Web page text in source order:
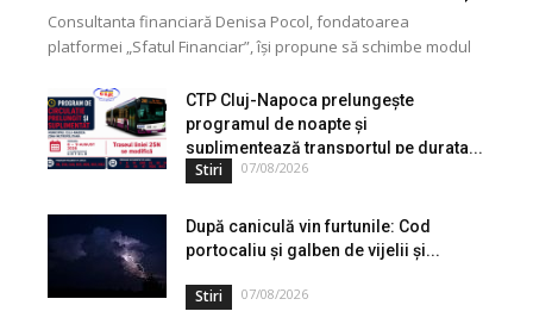
Consultanta financiară Denisa Pocol, fondatoarea
platformei „Sfatul Financiar”, își propune să schimbe modul
de peste...
CTP Cluj-Napoca prelungește
programul de noapte și
suplimentează transportul pe durata...
Stiri 07/08/2026
După caniculă vin furtunile: Cod
portocaliu și galben de vijelii și...
Stiri 07/08/2026